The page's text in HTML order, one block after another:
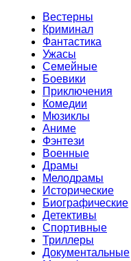
Вестерны
Криминал
Фантастика
Ужасы
Семейные
Боевики
Приключения
Комедии
Мюзиклы
Аниме
Фэнтези
Военные
Драмы
Мелодрамы
Исторические
Биографические
Детективы
Спортивные
Триллеры
Документальные